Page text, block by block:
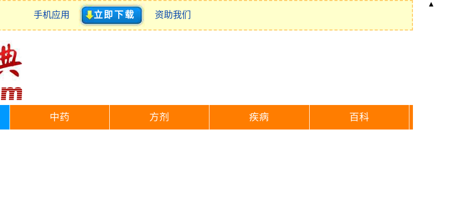
手机应用 立即下载 资助我们
中药 方剂 疾病 百科
▲